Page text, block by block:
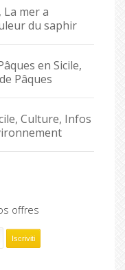
La mer a
du saphir
en Sicile,
Pâques
Culture, Infos
offres